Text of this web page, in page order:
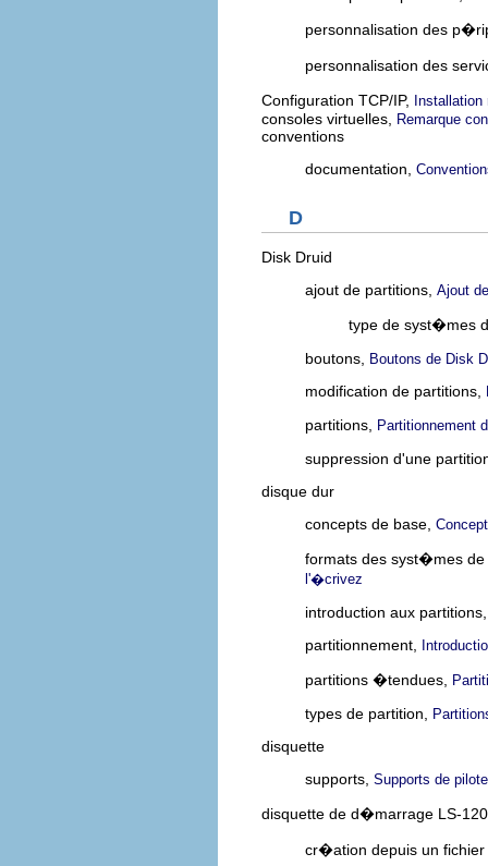
personnalisation des
personnalisation des
Configuration TCP/IP,
consoles virtuelles, Remarque
conventions
documentation,
D
Disk Druid
ajout de partitions, Ajout
type de syst�mes
boutons, Boutons de Disk
modification de partitions,
partitions, Partitionnement
suppression d'une
disque dur
concepts de base,
formats des syst�mes
l'�crivez
introduction aux
partitionnement,
partitions �tendues,
types de partition,
disquette
supports, Supports de
disquette de d�marrage LS-120
cr�ation depuis un